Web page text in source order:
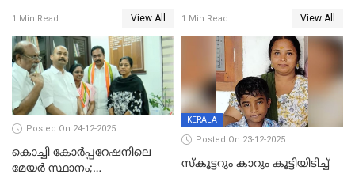
കൊച്ചുമകനും സുഹൃത്തും
അറസ്റ്റിൽ
1 Min Read View All
മരിച്ചു
1 Min Read View All
Posted On 24-12-2025
കൊച്ചി കോര്‍പ്പറേഷനിലെ
മേയര്‍ സ്ഥാനം;
KERALA
Posted On 23-12-2025
സ്കൂട്ടറും കാറും കൂട്ടിയിടിച്ച്